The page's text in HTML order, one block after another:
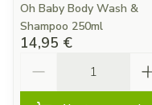
Oh Baby Body Wash &
Shampoo 250ml
14,95 €